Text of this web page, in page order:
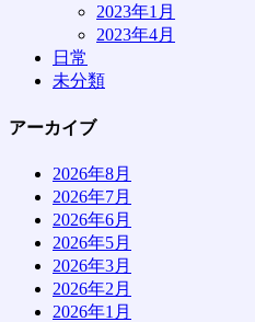
2023年1月
2023年4月
日常
未分類
アーカイブ
2026年8月
2026年7月
2026年6月
2026年5月
2026年3月
2026年2月
2026年1月